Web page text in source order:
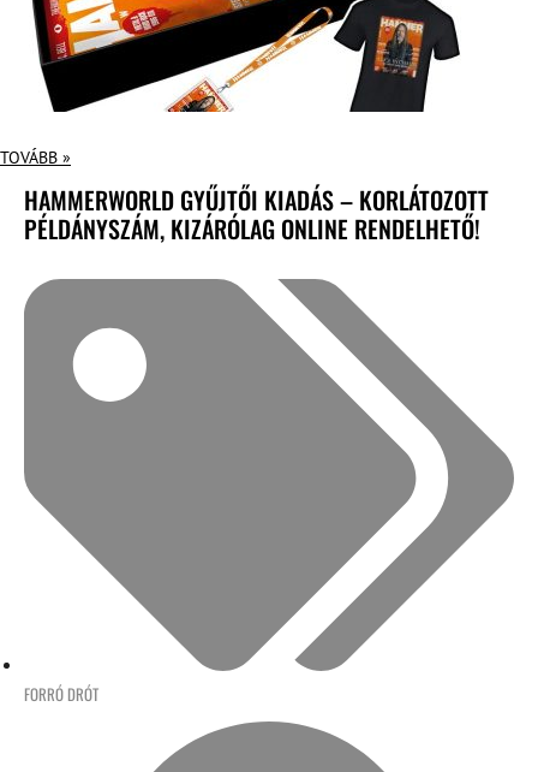
TOVÁBB »
HAMMERWORLD GYŰJTŐI KIADÁS – KORLÁTOZOTT
PÉLDÁNYSZÁM, KIZÁRÓLAG ONLINE RENDELHETŐ!
FORRÓ DRÓT